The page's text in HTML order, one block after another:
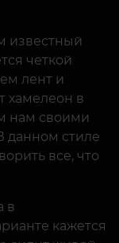
известный
четкой
лент и
хамелеон в
нам своими
данном стиле
все, что
в
кажется